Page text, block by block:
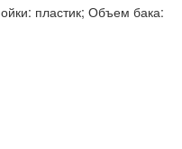
пластик; Объем бака: